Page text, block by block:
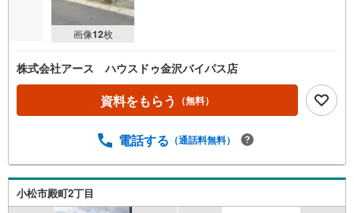
画像12枚
株式会社アース ハウスドゥ金沢バイパス店
資料をもらう （無料）
電話する （通話料無料）
小松市殿町2丁目